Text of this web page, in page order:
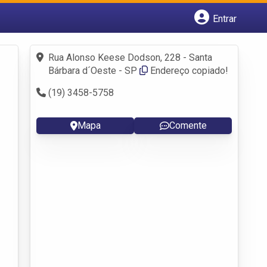
Entrar
Fazer login
Criar conta
Rua Alonso Keese Dodson, 228 - Santa
Bárbara d´Oeste - SP
Endereço copiado!
(19) 3458-5758
Mapa Comente